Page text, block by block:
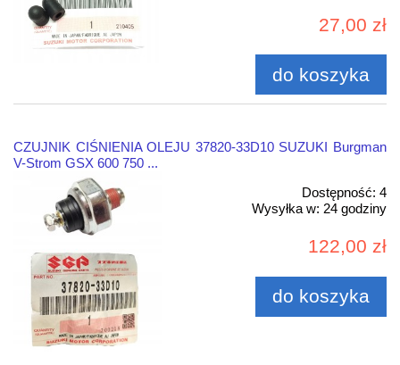
27,00 zł
do koszyka
CZUJNIK CIŚNIENIA OLEJU 37820-33D10 SUZUKI Burgman
V-Strom GSX 600 750 ...
Dostępność: 4
Wysyłka w: 24 godziny
122,00 zł
do koszyka